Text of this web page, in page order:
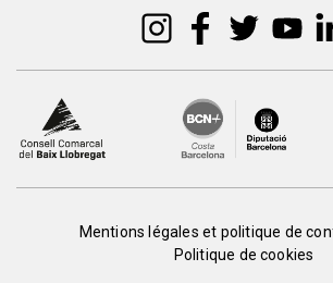
PeuMentions légales et politique de
Politique de cookies